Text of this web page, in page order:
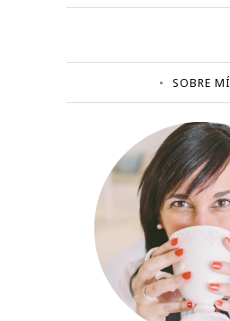
SOBRE MÍ